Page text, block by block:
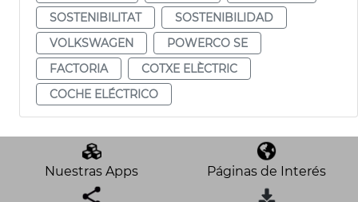
SOSTENIBILITAT
SOSTENIBILIDAD
VOLKSWAGEN
POWERCO SE
FACTORIA
COTXE ELÈCTRIC
COCHE ELÉCTRICO
Nuestras Apps Páginas de Interés